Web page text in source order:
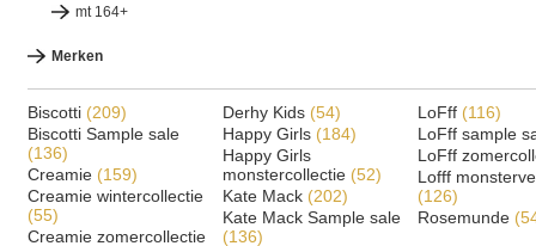
mt 164+
Merken
Biscotti (209)
Biscotti Sample sale
(136)
Creamie (159)
Creamie wintercollectie
(55)
Creamie zomercollectie
Derhy Kids (54)
Happy Girls (184)
Happy Girls
monstercollectie (52)
Kate Mack (202)
Kate Mack Sample sale
(136)
LoFff (116)
LoFff sample
LoFff
Lofff
(126)
Rosemunde